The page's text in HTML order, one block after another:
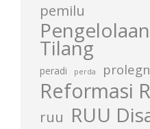
pemilu
Tilang
peradi perda
Reformasi
ruu RUU